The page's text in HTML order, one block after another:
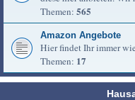
Themen: 565
Amazon Angebote
Hier findet Ihr immer
Themen: 17